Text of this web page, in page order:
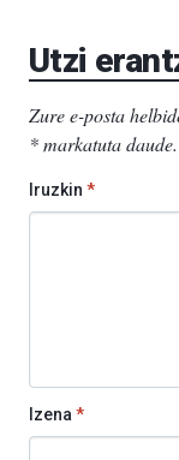
Utzi
Zure e-posta
*markatuta daude.
Iruzkin *
Izena *